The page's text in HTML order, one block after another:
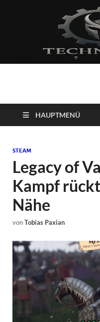
und
News
Blockbuster, Indie-
HAUPTMENÜ
STEAM
Legacy of
Kampf
Nähe
vonTobias Paxian